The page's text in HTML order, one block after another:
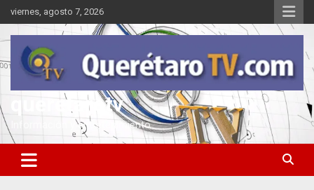
Saltar
al
contenido
viernes, agosto 7, 2026
queretarotv
Información y entretenimiento